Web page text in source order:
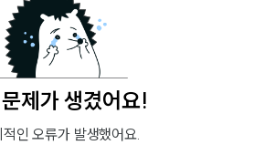
제가 생겼어요!
적인 오류가 발생했어요.